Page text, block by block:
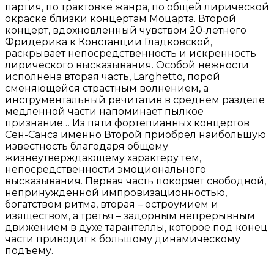
партия, по трактовке жанра, по общей лирической
окраске близки концертам Моцарта. Второй
концерт, вдохновленный чувством 20-летнего
Фридерика к Констанции Гладковской,
раскрывает непосредственность и искренность
лирического высказывания. Особой нежности
исполнена вторая часть, Larghetto, порой
сменяющейся страстным волнением, а
инструментальный речитатив в среднем разделе
медленной части напоминает пылкое
признание… Из пяти фортепианных концертов
Сен-Санса именно Второй приобрел наибольшую
известность благодаря общему
жизнеутверждающему характеру тем,
непосредственности эмоционального
высказывания. Первая часть покоряет свободной,
непринужденной импровизационностью,
богатством ритма, вторая – остроумием и
изяществом, а третья – задорным непрерывным
движением в духе тарантеллы, которое под конец
части приводит к большому динамическому
подъему.